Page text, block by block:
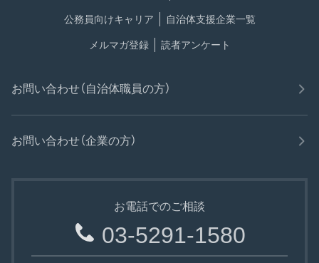
公務員向けキャリア 自治体支援企業一覧
メルマガ登録 読者アンケート
お問い合わせ（自治体職員の方）
お問い合わせ（企業の方）
お電話でのご相談
03-5291-1580